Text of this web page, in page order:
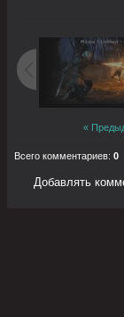
«
Всего комментариев: 0
Добавлять